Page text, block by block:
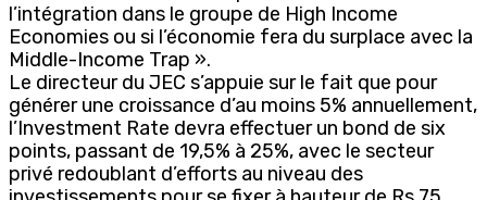
l’intégration dans le groupe de High Income
Economies ou si l’économie fera du surplace avec la
Middle-Income Trap ».
Le directeur du JEC s’appuie sur le fait que pour
générer une croissance d’au moins 5% annuellement,
l’Investment Rate devra effectuer un bond de six
points, passant de 19,5% à 25%, avec le secteur
privé redoublant d’efforts au niveau des